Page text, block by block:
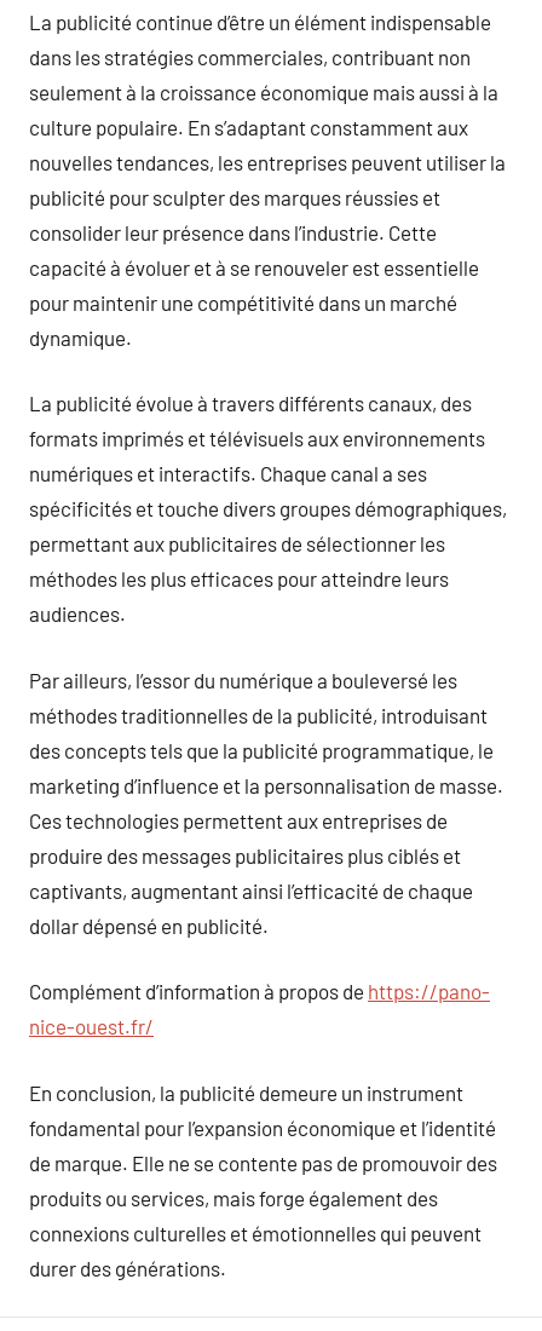
La publicité continue d’être un élément indispensable
dans les stratégies commerciales, contribuant non
seulement à la croissance économique mais aussi à la
culture populaire. En s’adaptant constamment aux
nouvelles tendances, les entreprises peuvent utiliser la
publicité pour sculpter des marques réussies et
consolider leur présence dans l’industrie. Cette
capacité à évoluer et à se renouveler est essentielle
pour maintenir une compétitivité dans un marché
dynamique.
La publicité évolue à travers différents canaux, des
formats imprimés et télévisuels aux environnements
numériques et interactifs. Chaque canal a ses
spécificités et touche divers groupes démographiques,
permettant aux publicitaires de sélectionner les
méthodes les plus efficaces pour atteindre leurs
audiences.
Par ailleurs, l’essor du numérique a bouleversé les
méthodes traditionnelles de la publicité, introduisant
des concepts tels que la publicité programmatique, le
marketing d’influence et la personnalisation de masse.
Ces technologies permettent aux entreprises de
produire des messages publicitaires plus ciblés et
captivants, augmentant ainsi l’efficacité de chaque
dollar dépensé en publicité.
Complément d’information à propos de https://pano-
nice-ouest.fr/
En conclusion, la publicité demeure un instrument
fondamental pour l’expansion économique et l’identité
de marque. Elle ne se contente pas de promouvoir des
produits ou services, mais forge également des
connexions culturelles et émotionnelles qui peuvent
durer des générations.